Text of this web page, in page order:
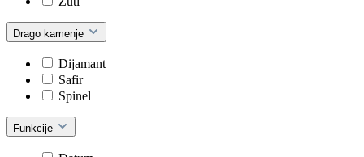
Drago kamenje
Dijamant
Safir
Spinel
Funkcije